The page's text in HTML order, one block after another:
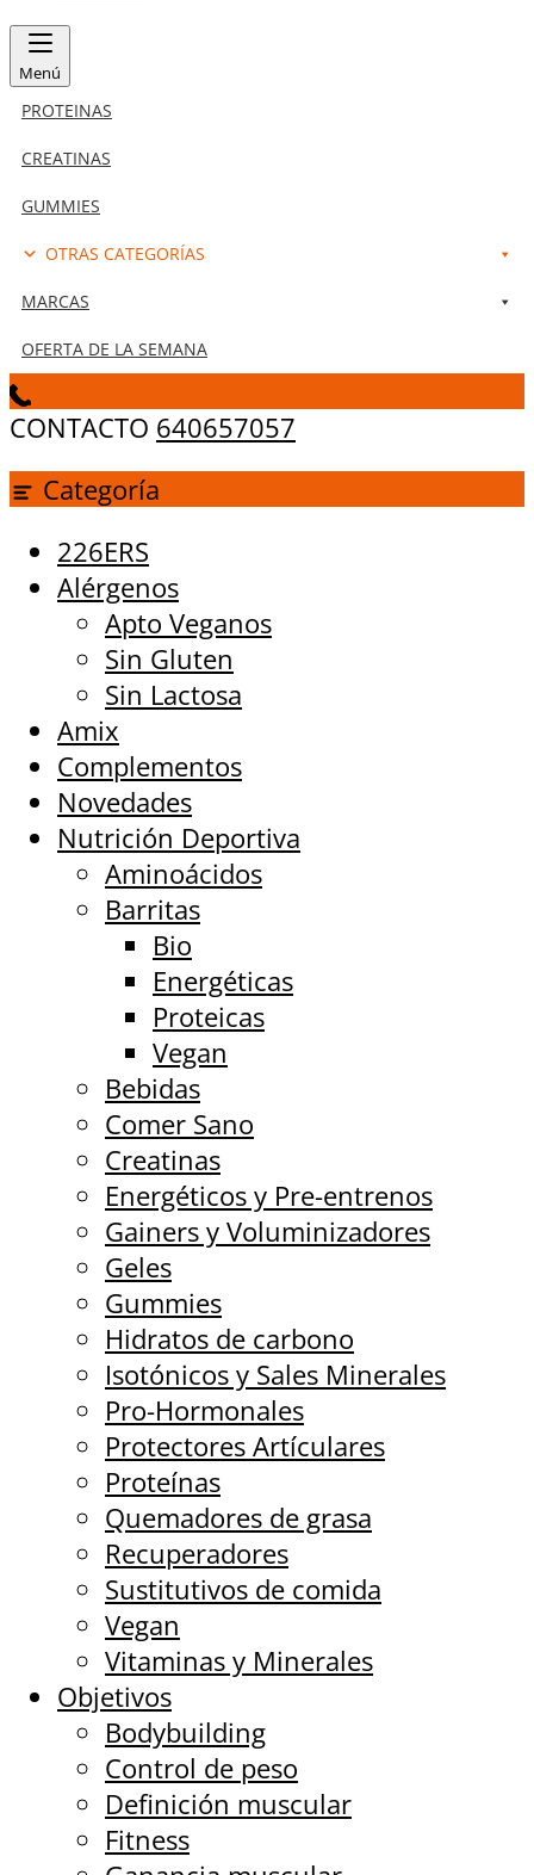
Menú
PROTEINAS
CREATINAS
GUMMIES
OTRAS CATEGORÍAS
MARCAS
OFERTA DE LA SEMANA
CONTACTO 640657057
Categoría
226ERS
Alérgenos
Apto Veganos
Sin Gluten
Sin Lactosa
Amix
Complementos
Novedades
Nutrición Deportiva
Aminoácidos
Barritas
Bio
Energéticas
Proteicas
Vegan
Bebidas
Comer Sano
Creatinas
Energéticos y Pre-entrenos
Gainers y Voluminizadores
Geles
Gummies
Hidratos de carbono
Isotónicos y Sales Minerales
Pro-Hormonales
Protectores Artículares
Proteínas
Quemadores de grasa
Recuperadores
Sustitutivos de comida
Vegan
Vitaminas y Minerales
Objetivos
Bodybuilding
Control de peso
Definición muscular
Fitness